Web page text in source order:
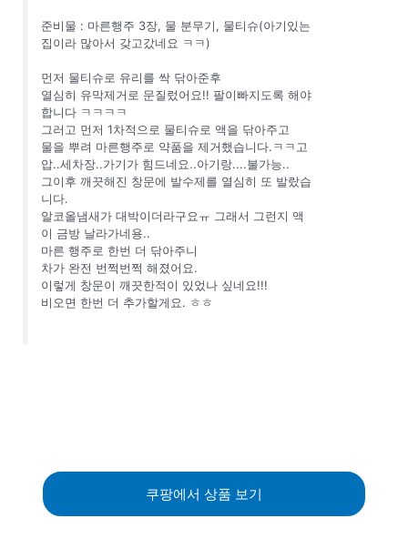
준비물 : 마른행주 3장, 물 분무기, 물티슈(아기있는
집이라 많아서 갖고갔네요 ㅋㅋ)
먼저 물티슈로 유리를 싹 닦아준후
열심히 유막제거로 문질렀어요!! 팔이빠지도록 해야
합니다 ㅋㅋㅋㅋ
그러고 먼저 1차적으로 물티슈로 액을 닦아주고
물을 뿌려 마른행주로 약품을 제거했습니다.ㅋㅋ고
압..세차장..가기가 힘드네요..아기랑....불가능..
그이후 깨끗해진 창문에 발수제를 열심히 또 발랐습
니다.
알코올냄새가 대박이더라구요ㅠ 그래서 그런지 액
이 금방 날라가네용..
마른 행주로 한번 더 닦아주니
차가 완전 번쩍번쩍 해졌어요.
이렇게 창문이 깨끗한적이 있었나 싶네요!!!
비오면 한번 더 추가할게요. ㅎㅎ
쿠팡에서 상품 보기